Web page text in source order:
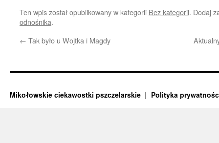
Ten wpis został opublikowany w kategorii Bez kategorii. Dodaj
odnośnika.
← Tak było u Wojtka i Magdy
Mikołowskie ciekawostki pszczelarskie Polityka